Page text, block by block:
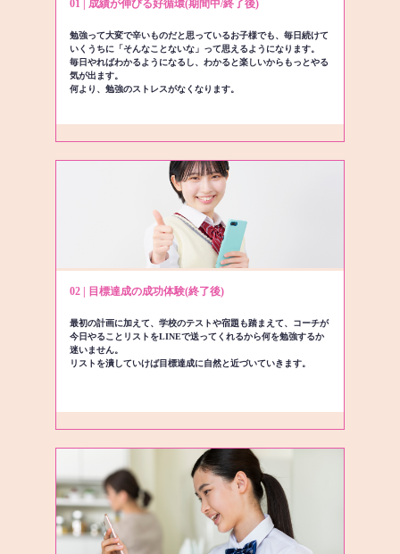
01 | 成績が伸びる好循環(期間中/終了後)
勉強って大変で辛いものだと思っているお子様でも、毎日続けて
いくうちに「そんなことないな」って思えるようになります。
毎日やればわかるようになるし、わかると楽しいからもっとやる
気が出ます。
何より、勉強のストレスがなくなります。
02 | 目標達成の成功体験(終了後)
最初の計画に加えて、学校のテストや宿題も踏まえて、コーチが
今日やることリストをLINEで送ってくれるから何を勉強するか
迷いません。
リストを潰していけば目標達成に自然と近づいていきます。